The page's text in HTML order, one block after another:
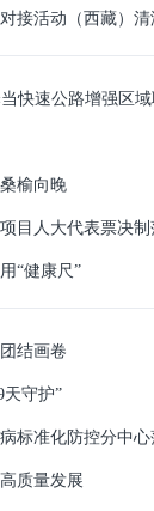
接活动（西藏）
快速公路增强区
榆向晚
目人大代表票决制
“健康尺”
结画卷
天守护”
标准化防控分中
质量发展